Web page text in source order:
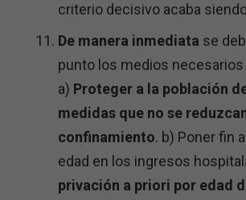
criterio decisivo acaba
De manera inmediata se
punto los medios necesarios
a) Proteger a la población
medidas que no se
confinamiento. b) Poner fin
edad en los ingresos
privación a priori por edad